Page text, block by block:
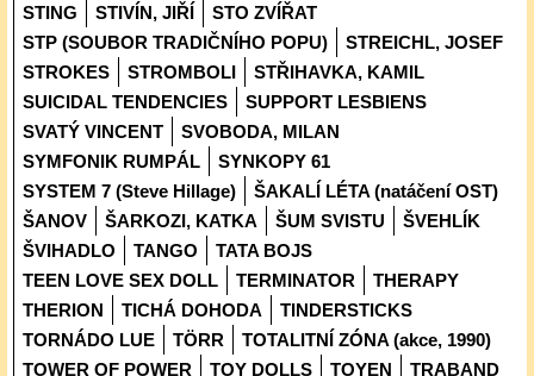
STING
STIVÍN, JIŘÍ
STO ZVÍŘAT
STP (SOUBOR TRADIČNÍHO POPU)
STREICHL, JOSEF
STROKES
STROMBOLI
STŘIHAVKA, KAMIL
SUICIDAL TENDENCIES
SUPPORT LESBIENS
SVATÝ VINCENT
SVOBODA, MILAN
SYMFONIK RUMPÁL
SYNKOPY 61
SYSTEM 7 (Steve Hillage)
ŠAKALÍ LÉTA (natáčení OST)
ŠANOV
ŠARKOZI, KATKA ŠUM SVISTU
ŠVEHLÍK
ŠVIHADLO
TANGO
TATA BOJS
TEEN LOVE SEX DOLL
TERMINATOR
THERAPY
THERION
TICHÁ DOHODA
TINDERSTICKS
TORNÁDO LUE
TÖRR
TOTALITNÍ ZÓNA (akce, 1990)
TOWER OF POWER
TOY DOLLS TOYEN
TRABAND